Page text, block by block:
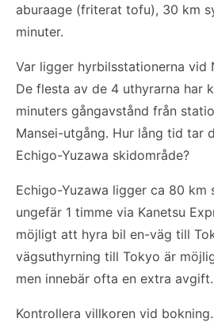
aburaage (friterat tofu), 30 km
minuter.
Var ligger hyrbilsstationerna vid
De flesta av de 4 uthyrarna har
minuters gångavstånd från
Mansei-utgång. Hur lång tid tar
Echigo-Yuzawa skidområde?
Echigo-Yuzawa ligger ca 80 km
ungefär 1 timme via Kanetsu
möjligt att hyra bil en-väg till
vägsuthyrning till Tokyo är
men innebär ofta en extra avgift.
Kontrollera villkoren vid bokning.